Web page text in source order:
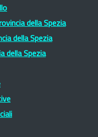
della Spezia
della Spezia
della Spezia